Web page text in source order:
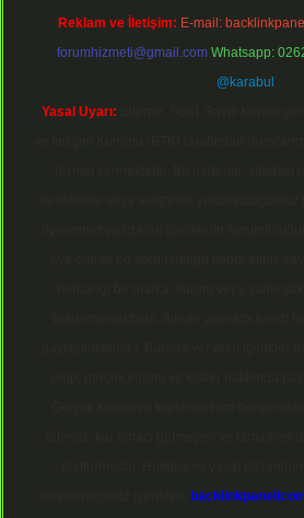
Reklam ve İletişim: E-mail:
forumhizmeti@gmail.com Whatsapp:
@karabul
Yasal Uyarı: